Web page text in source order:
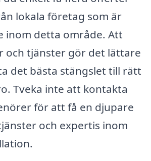
lokala företag som är
inom detta område. Att
och tjänster gör det lättare
det bästa stängslet till rätt
Tveka inte att kontakta
för att få en djupare
och expertis inom